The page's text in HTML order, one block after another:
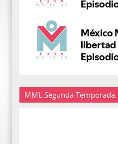
MML Segunda Temporada